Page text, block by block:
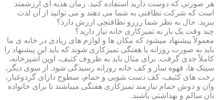
هر صورتی که دوست دارید استفاده کنید. زمان هدیه ای ارزشمند
است که شرکت نظافتی به شما می دهند و می توانید از آن لذت
ببرید. حال به نظر شما رزرو نظافتچی ارزش دارد؟
چند وقت یک بار به تمیزکاری خانه نیاز دارید؟
معمولاً پیشنهاد میشود که مکان ها و لوازم های زیادی در خانه ی ما
باید به صورت روزانه یا هفتگی تمیزکاری شوند که باید این پیشنهاد را
کاملاً جدی گرفت. برای مثال باید به ظروف کثیف، اوپن آشپزخانه،
سینک ها، قهوه ساز و کف خانه روزانه رسیدگی شود. از سوی دیگر،
رخت های کثیف، کف دست شویی و حمام، سطوح دارای گردوغبار،
وان و دوش حمام نیازمند تمیزکاری هفتگی میباشند تا برای خانواده
تان سالم و بهداشتی باشند.